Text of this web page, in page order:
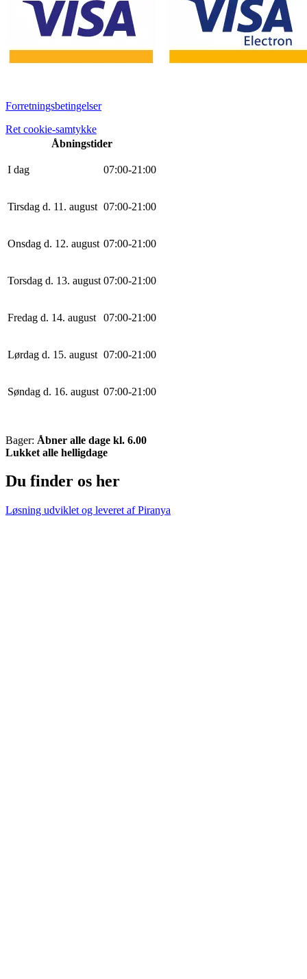
Forretningsbetingelser
Ret cookie-samtykke
Åbningstider
I dag 07:00-21 :00
Tirsdag d. 11. august 07:00-21 :00
Onsdag d. 12. august 07:00-21 :00
Torsdag d. 13. august 07:00-21 :00
Fredag d. 14. august 07:00-21 :00
Lørdag d. 15. august 07:00-21 :00
Søndag d. 16. august 07:00-21 :00
Bager: Åbner alle dage kl. 6.00
Lukket alle helligdage
Du finder os her
Løsning udviklet og leveret afPiranya